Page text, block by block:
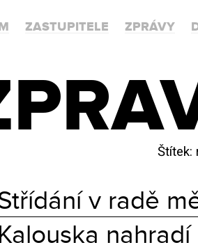
ZASTUPITELE ZPRÁVY
Štítek:
v radě